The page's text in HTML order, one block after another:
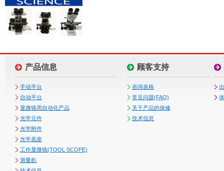
产品信息
手动平台
自动平台
显微镜用自动化产品
光学元件
光学附件
光学底座
工作显微镜(TOOL SCOPE)
测量机
顾客支持
咨询表格
常见问题(FAQ)
关于产品的保修
技术信息